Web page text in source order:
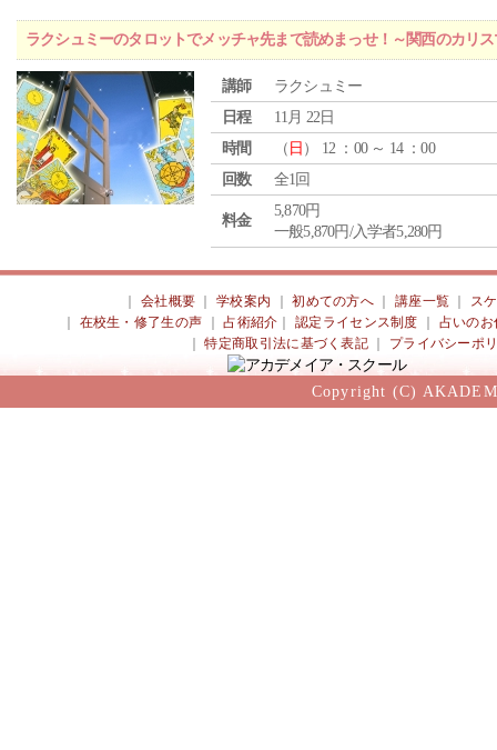
ラクシュミーのタロットでメッチャ先まで読めまっせ！～関西のカリ
講師
ラクシュミー
日程
11月 22日
時間
（ 日 ） 12 ：00 ～ 14 ：00
回数
全1回
料金
5,870円
一般5,870円/入学者5,280円
会社概要 ｜学校案内 ｜初めての方へ 講座一覧
ス
在校生・修了生の声 ｜占術紹介 ｜認定ライセンス制度
占いのお
｜特定商取引法に基づく表記 プライバシーポ
Copyright (C)